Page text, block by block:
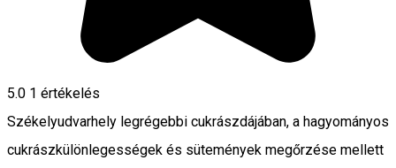
5.0 1 értékelés
Székelyudvarhely legrégebbi cukrászdájában, a hagyományos
cukrászkülönlegességek és sütemények megőrzése mellett